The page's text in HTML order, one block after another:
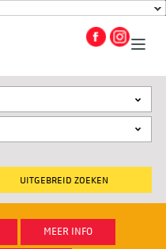
UITGEBREID ZOEKEN
MEER INFO